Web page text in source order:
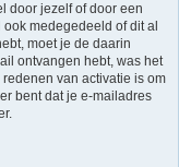
door jezelf of door een
medegedeeld of dit al
moet je de daarin
ontvangen hebt, was het
van activatie is om
bent dat je e-mailadres